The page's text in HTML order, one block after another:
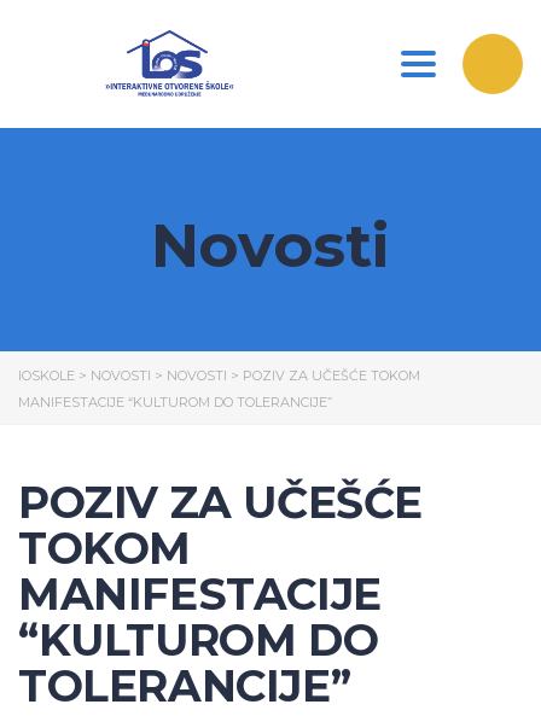
Toggle
Novosti
IOSKOLE > NOVOSTI > NOVOSTI > POZIV ZA UČEŠĆE TOKOM
MANIFESTACIJE “KULTUROM DO TOLERANCIJE”
POZIV ZA UČEŠĆE
TOKOM
MANIFESTACIJE
“KULTUROM DO
TOLERANCIJE”